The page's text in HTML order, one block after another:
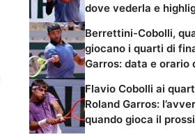
dove vederla e
Berrettini-Cobolli,
giocano i quarti di
Garros: data e orario
Flavio Cobolli ai
Roland Garros:
quando gioca il